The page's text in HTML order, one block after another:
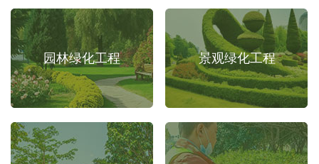
园林绿化工程 景观绿化工程